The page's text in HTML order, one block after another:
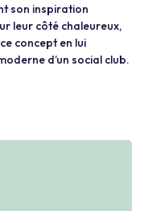
son inspiration
leur côté chaleureux,
concept en lui
d’un social club.